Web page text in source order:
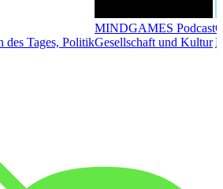
des Tages, Politik
MINDGAMES Podcast
Gesellschaft und Kultur